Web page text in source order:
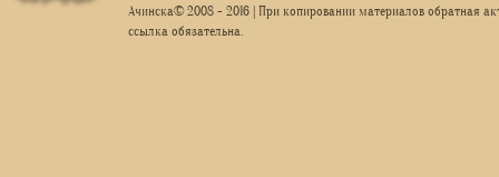
Ачинска© 2008 - 2016 | При копировании материалов обратная
ссылка обязательна.